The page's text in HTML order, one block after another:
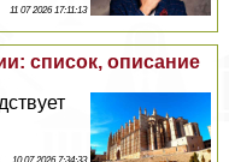
11 07 2026 17:11:13
список, описание
10 07 2026 7:34:33